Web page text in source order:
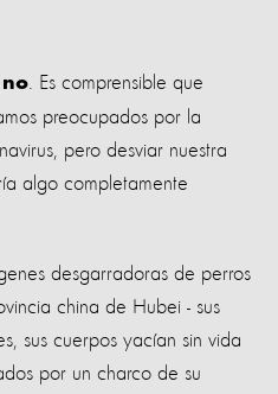
no . Es comprensible que
preocupados por la
pero desviar nuestra
algo completamente
desgarradoras de perros
china de Hubei - sus
sus cuerpos yacían sin vida
por un charco de su